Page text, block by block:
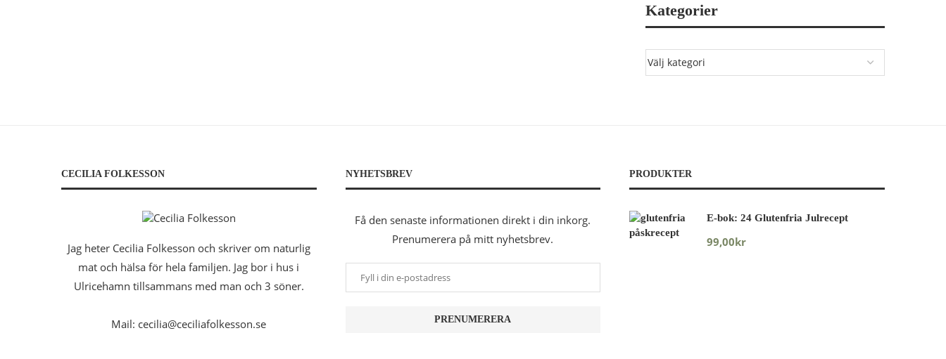
Kategorier
CECILIA FOLKESSON
Jag heter Cecilia Folkesson och skriver om naturlig
mat och hälsa för hela familjen. Jag bor i hus i
Ulricehamn tillsammans med man och 3 söner.
Mail: cecilia@ceciliafolkesson.se
NYHETSBREV
Få den senaste informationen direkt i din inkorg.
Prenumerera på mitt nyhetsbrev.
PRODUKTER
E-bok: 24 Glutenfria Julrecept
99,00kr